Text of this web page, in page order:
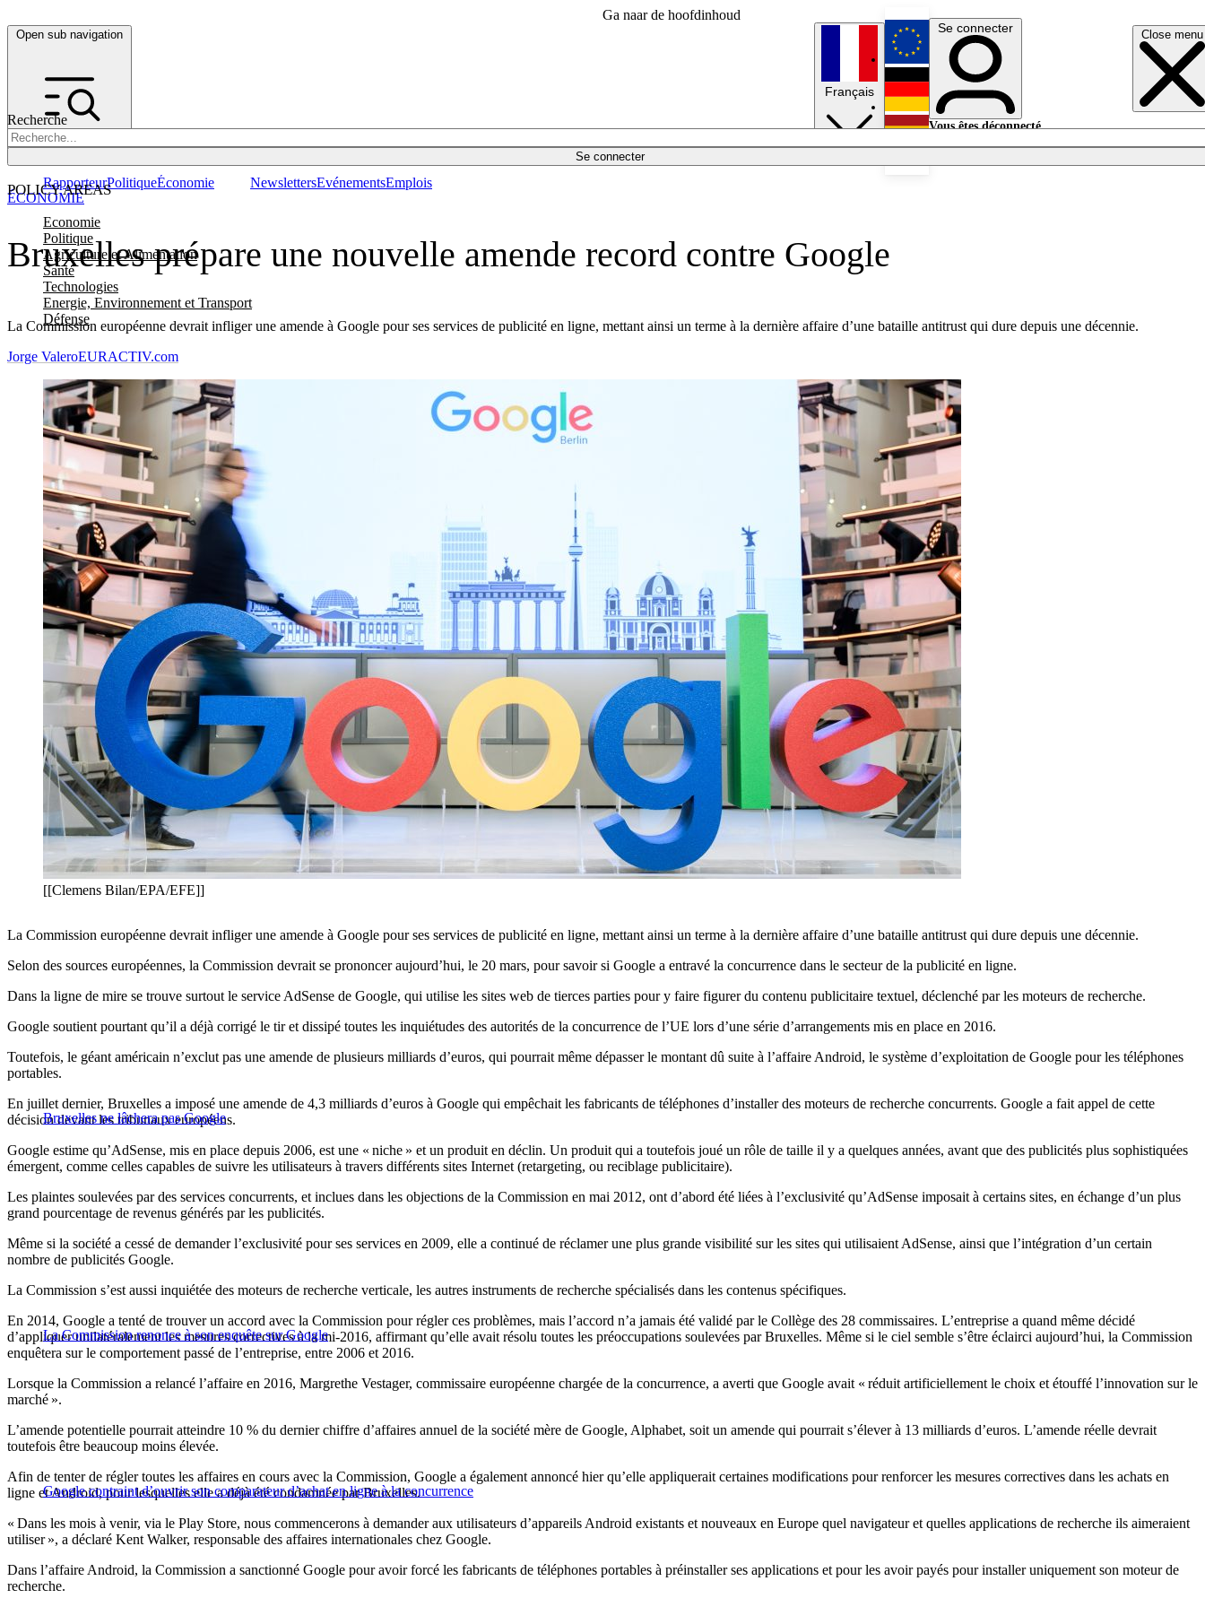
Ga naar de hoofdinhoud
Open sub navigation Close menu
Recherche
Se connecter
POLICY AREAS
Economie
Politique
Agriculture et Alimentation
Santé
Technologies
Energie, Environnement et Transport
Défense
RapporteurPolitiqueÉconomie NewslettersEvénementsEmplois
Français
English
Deutsch
Se connecter
Vous êtes déconnecté.
Bruxelles prépare une nouvelle amende record contre Google
La Commission européenne devrait infliger une amende à Google pour ses services de publicité en ligne, mettant ainsi un terme à la dernière affaire d’une bataille antitrust qui dure depuis une décennie.
ÉCONOMIE
Jorge ValeroEURACTIV.com
[[Clemens Bilan/EPA/EFE]]
La Commission européenne devrait infliger une amende à Google pour ses services de publicité en ligne, mettant ainsi un terme à la dernière affaire d’une bataille antitrust qui dure depuis une décennie.
Selon des sources européennes, la Commission devrait se prononcer aujourd’hui, le 20 mars, pour savoir si Google a entravé la concurrence dans le secteur de la publicité en ligne.
Dans la ligne de mire se trouve surtout le service AdSense de Google, qui utilise les sites web de tierces parties pour y faire figurer du contenu publicitaire textuel, déclenché par les moteurs de recherche.
Google soutient pourtant qu’il a déjà corrigé le tir et dissipé toutes les inquiétudes des autorités de la concurrence de l’UE lors d’une série d’arrangements mis en place en 2016.
Toutefois, le géant américain n’exclut pas une amende de plusieurs milliards d’euros, qui pourrait même dépasser le montant dû suite à l’affaire Android, le système d’exploitation de Google pour les téléphones
portables.
Bruxelles ne lâchera pas Google
En juillet dernier, Bruxelles a imposé une amende de 4,3 milliards d’euros à Google qui empêchait les fabricants de téléphones d’installer des moteurs de recherche concurrents. Google a fait appel de cette
décision devant les tribunaux européens.
Google estime qu’AdSense, mis en place depuis 2006, est une « niche » et un produit en déclin. Un produit qui a toutefois joué un rôle de taille il y a quelques années, avant que des publicités plus sophistiquées
émergent, comme celles capables de suivre les utilisateurs à travers différents sites Internet (retargeting, ou reciblage publicitaire).
Les plaintes soulevées par des services concurrents, et inclues dans les objections de la Commission en mai 2012, ont d’abord été liées à l’exclusivité qu’AdSense imposait à certains sites, en échange d’un plus
grand pourcentage de revenus générés par les publicités.
Même si la société a cessé de demander l’exclusivité pour ses services en 2009, elle a continué de réclamer une plus grande visibilité sur les sites qui utilisaient AdSense, ainsi que l’intégration d’un certain
nombre de publicités Google.
La Commission s’est aussi inquiétée des moteurs de recherche verticale, les autres instruments de recherche spécialisés dans les contenus spécifiques.
La Commission renonce à son enquête sur Google
En 2014, Google a tenté de trouver un accord avec la Commission pour régler ces problèmes, mais l’accord n’a jamais été validé par le Collège des 28 commissaires. L’entreprise a quand même décidé
d’appliquer unilatéralement les mesures correctives à la mi-2016, affirmant qu’elle avait résolu toutes les préoccupations soulevées par Bruxelles. Même si le ciel semble s’être éclairci aujourd’hui, la Commission
enquêtera sur le comportement passé de l’entreprise, entre 2006 et 2016.
Lorsque la Commission a relancé l’affaire en 2016, Margrethe Vestager, commissaire européenne chargée de la concurrence, a averti que Google avait « réduit artificiellement le choix et étouffé l’innovation sur le
marché ».
L’amende potentielle pourrait atteindre 10 % du dernier chiffre d’affaires annuel de la société mère de Google, Alphabet, soit un amende qui pourrait s’élever à 13 milliards d’euros. L’amende réelle devrait
toutefois être beaucoup moins élevée.
Google contraint d’ouvrir son comparateur d’achat en ligne à la concurrence
Afin de tenter de régler toutes les affaires en cours avec la Commission, Google a également annoncé hier qu’elle appliquerait certaines modifications pour renforcer les mesures correctives dans les achats en
ligne et Android, pour lesquelles elle a déjà été condamnée par Bruxelles.
« Dans les mois à venir, via le Play Store, nous commencerons à demander aux utilisateurs d’appareils Android existants et nouveaux en Europe quel navigateur et quelles applications de recherche ils aimeraient
utiliser », a déclaré Kent Walker, responsable des affaires internationales chez Google.
Dans l’affaire Android, la Commission a sanctionné Google pour avoir forcé les fabricants de téléphones portables à préinstaller ses applications et pour les avoir payés pour installer uniquement son moteur de
recherche.